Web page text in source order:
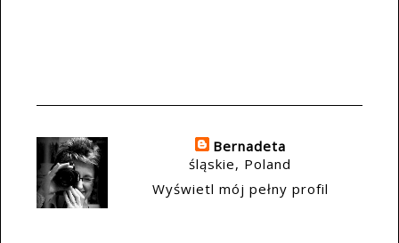
Bernadeta
śląskie, Poland
Wyświetl mój pełny profil